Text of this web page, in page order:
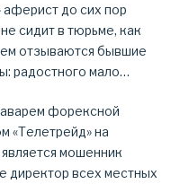
аферист до сих пор
сидит в тюрьме, как
отзываются бывшие
радостного мало…
форексной
«Телетрейд» на
мошенник
директор всех местных